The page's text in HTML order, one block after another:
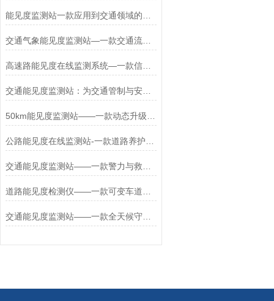
交通气象能见度监测站—一款交通流调控的公路能见度在线监测系统2025+派+送
高速路能见度在线监测系统—一款信息协同的全自动大气能见度监测站+派+送
交通能见度监测站：为交通管制与安全决策提供“秒级响应”的数据支撑